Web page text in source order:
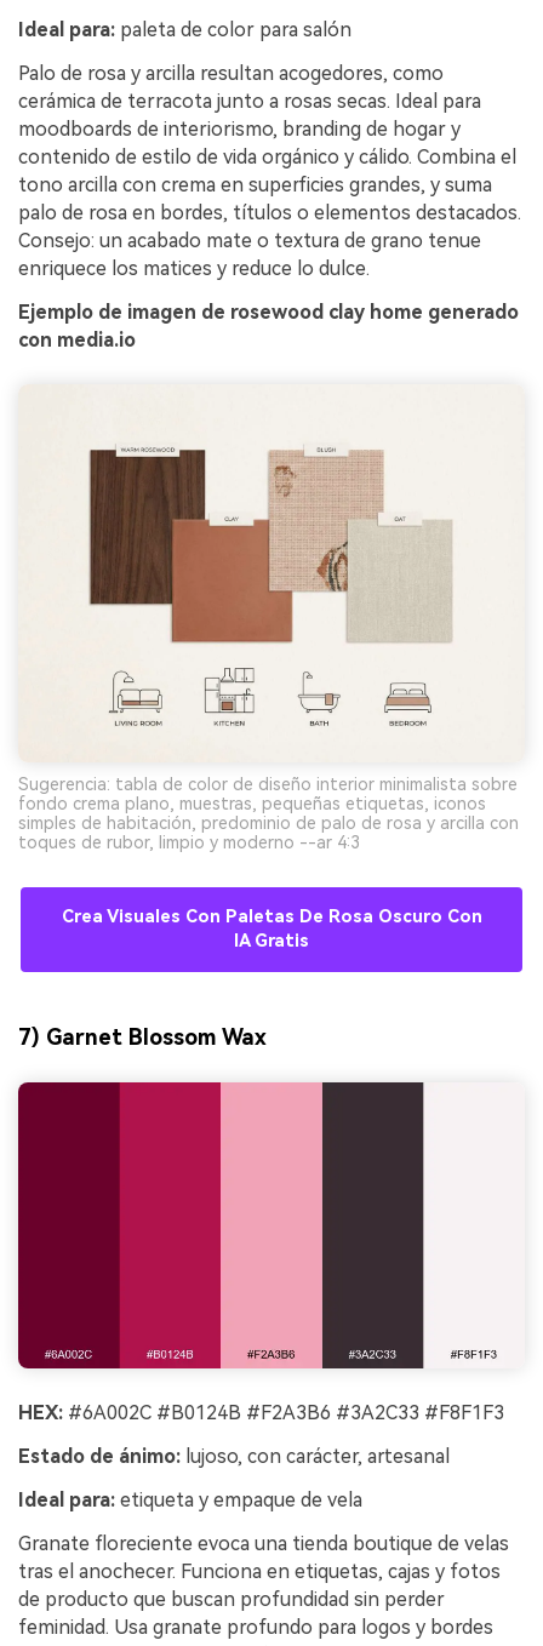
Ideal para: paleta de color para salón
Palo de rosa y arcilla resultan acogedores, como
cerámica de terracota junto a rosas secas. Ideal para
moodboards de interiorismo, branding de hogar y
contenido de estilo de vida orgánico y cálido. Combina el
tono arcilla con crema en superficies grandes, y suma
palo de rosa en bordes, títulos o elementos destacados.
Consejo: un acabado mate o textura de grano tenue
enriquece los matices y reduce lo dulce.
Ejemplo de imagen de rosewood clay home generado
con media.io
Sugerencia: tabla de color de diseño interior minimalista sobre
fondo crema plano, muestras, pequeñas etiquetas, iconos
simples de habitación, predominio de palo de rosa y arcilla con
toques de rubor, limpio y moderno --ar 4:3
Crea Visuales Con Paletas De Rosa Oscuro Con
IA Gratis
7) Garnet Blossom Wax
HEX: #6A002C #B0124B #F2A3B6 #3A2C33 #F8F1F3
Estado de ánimo: lujoso, con carácter, artesanal
Ideal para: etiqueta y empaque de vela
Granate floreciente evoca una tienda boutique de velas
tras el anochecer. Funciona en etiquetas, cajas y fotos
de producto que buscan profundidad sin perder
feminidad. Usa granate profundo para logos y bordes